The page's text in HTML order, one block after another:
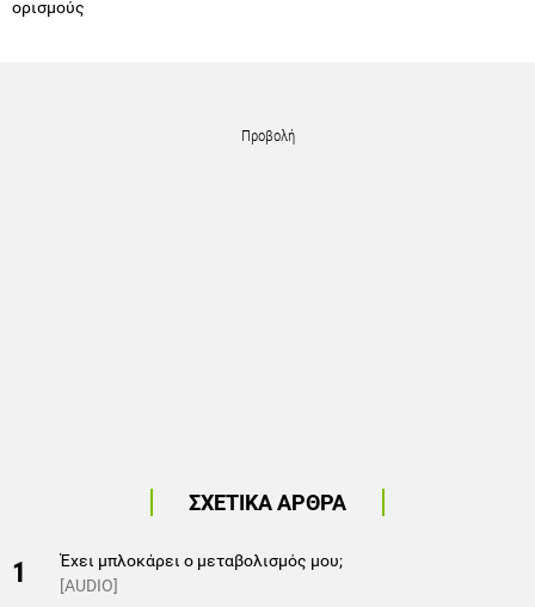
ορισμούς
Προβολή
ΣΧΕΤΙΚΑ ΑΡΘΡΑ
1
Έχει μπλοκάρει ο μεταβολισμός μου;
[AUDIO]